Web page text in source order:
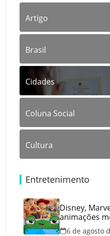
Artigo
Brasil
Cidades
Coluna Social
Cultura
Entretenimento
Disney,
animações
programação
6 de agosto